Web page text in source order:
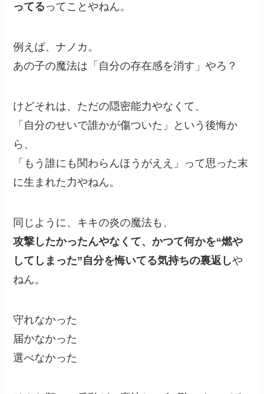
ってるってことやねん。
例えば、ナノカ。
あの子の魔法は「自分の存在感を消す」やろ？
けどそれは、ただの隠密能力やなくて、
「自分のせいで誰かが傷ついた」という後悔か
ら、
「もう誰にも関わらんほうがええ」って思った末
に生まれた力やねん。
同じように、キキの炎の魔法も、
攻撃したかったんやなくて、かつて何かを“燃や
してしまった”自分を悔いてる気持ちの裏返しや
ねん。
守れなかった
届かなかった
選べなかった